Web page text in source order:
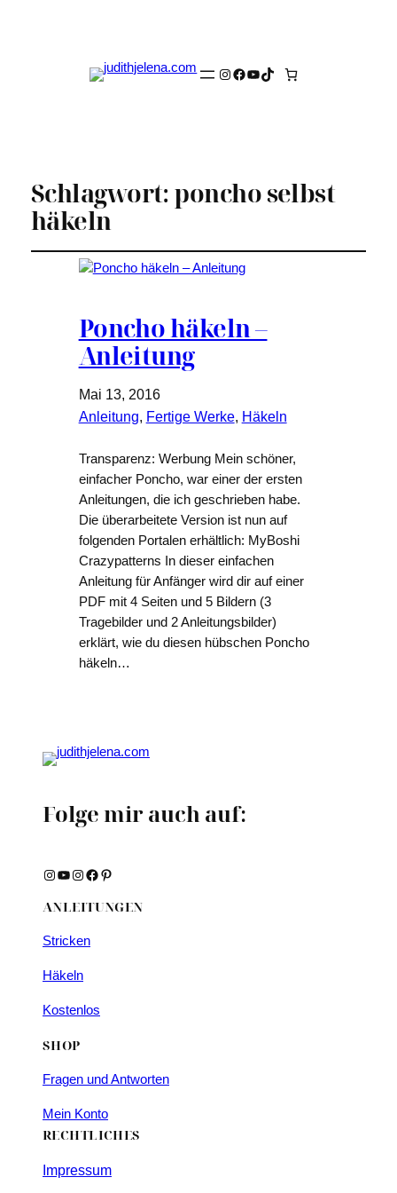
Instagram
Facebook
YouTube
TikTok
Schlagwort: poncho selbst
häkeln
Poncho häkeln –
Anleitung
Mai 13, 2016
Anleitung, Fertige Werke, Häkeln
Transparenz: Werbung Mein schöner,
einfacher Poncho, war einer der ersten
Anleitungen, die ich geschrieben habe.
Die überarbeitete Version ist nun auf
folgenden Portalen erhältlich: MyBoshi
Crazypatterns In dieser einfachen
Anleitung für Anfänger wird dir auf einer
PDF mit 4 Seiten und 5 Bildern (3
Tragebilder und 2 Anleitungsbilder)
erklärt, wie du diesen hübschen Poncho
häkeln…
Folge mir auch auf:
Instagram YouTube Instagram Facebook Pinterest
ANLEITUNGEN
Stricken
Häkeln
Kostenlos
SHOP
Fragen und Antworten
Mein Konto
RECHTLICHES
Impressum